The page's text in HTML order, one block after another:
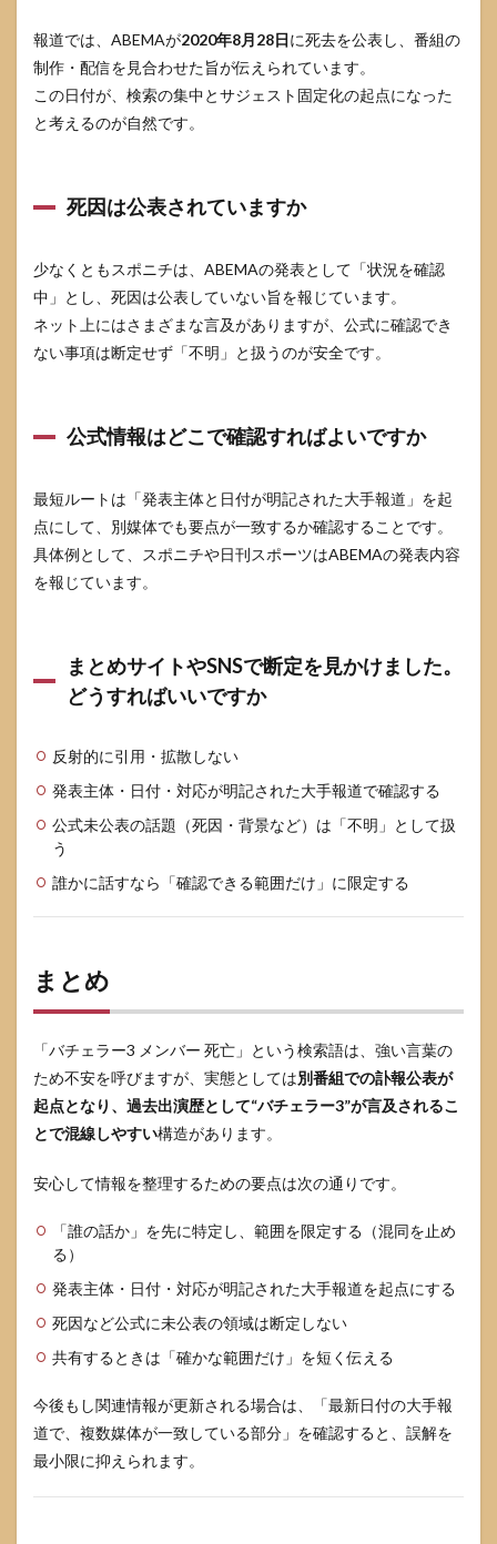
報道では、ABEMAが2020年8月28日に死去を公表し、番組の
制作・配信を見合わせた旨が伝えられています。
この日付が、検索の集中とサジェスト固定化の起点になった
と考えるのが自然です。
死因は公表されていますか
少なくともスポニチは、ABEMAの発表として「状況を確認
中」とし、死因は公表していない旨を報じています。
ネット上にはさまざまな言及がありますが、公式に確認でき
ない事項は断定せず「不明」と扱うのが安全です。
公式情報はどこで確認すればよいですか
最短ルートは「発表主体と日付が明記された大手報道」を起
点にして、別媒体でも要点が一致するか確認することです。
具体例として、スポニチや日刊スポーツはABEMAの発表内容
を報じています。
まとめサイトやSNSで断定を見かけました。
どうすればいいですか
反射的に引用・拡散しない
発表主体・日付・対応が明記された大手報道で確認する
公式未公表の話題（死因・背景など）は「不明」として扱
う
誰かに話すなら「確認できる範囲だけ」に限定する
まとめ
「バチェラー3 メンバー 死亡」という検索語は、強い言葉の
ため不安を呼びますが、実態としては別番組での訃報公表が
起点となり、過去出演歴として“バチェラー3”が言及されるこ
とで混線しやすい構造があります。
安心して情報を整理するための要点は次の通りです。
「誰の話か」を先に特定し、範囲を限定する（混同を止め
る）
発表主体・日付・対応が明記された大手報道を起点にする
死因など公式に未公表の領域は断定しない
共有するときは「確かな範囲だけ」を短く伝える
今後もし関連情報が更新される場合は、「最新日付の大手報
道で、複数媒体が一致している部分」を確認すると、誤解を
最小限に抑えられます。